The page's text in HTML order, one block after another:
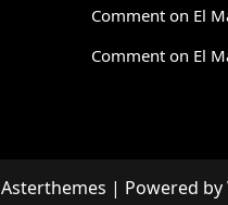
Comment on El
Comment on El
Asterthemes | Powered by